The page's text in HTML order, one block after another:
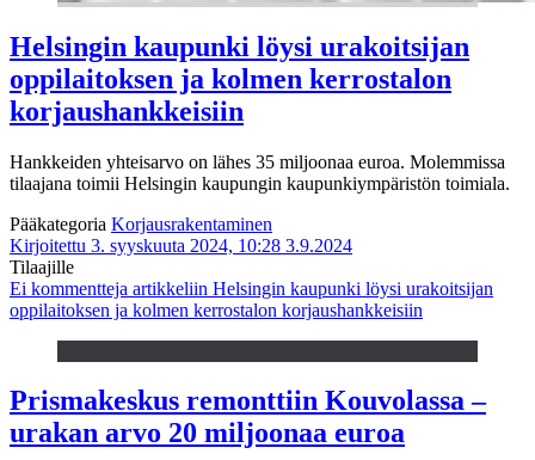
Helsingin kaupunki löysi urakoitsijan
oppilaitoksen ja kolmen kerrostalon
korjaushankkeisiin
Hankkeiden yhteisarvo on lähes 35 miljoonaa euroa. Molemmissa
tilaajana toimii Helsingin kaupungin kaupunkiympäristön toimiala.
Pääkategoria Korjausrakentaminen
Kirjoitettu 3. syyskuuta 2024, 10:28 3.9.2024
Tilaajille
Ei kommentteja artikkeliin Helsingin kaupunki löysi urakoitsijan
oppilaitoksen ja kolmen kerrostalon korjaushankkeisiin
Prismakeskus remonttiin Kouvolassa –
urakan arvo 20 miljoonaa euroa